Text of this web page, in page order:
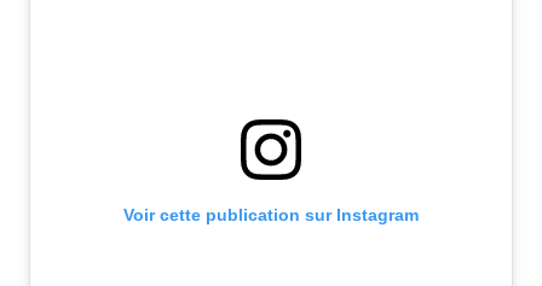
Voir cette publication sur Instagram